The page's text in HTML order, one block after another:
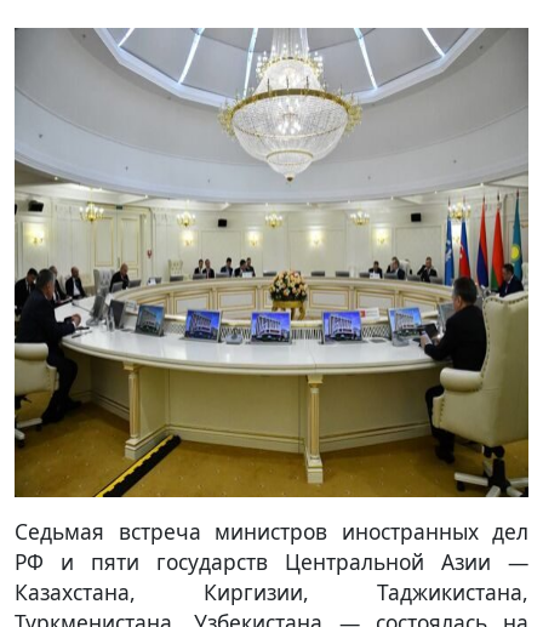
Седьмая встреча министров иностранных дел
РФ и пяти государств Центральной Азии —
Казахстана, Киргизии, Таджикистана,